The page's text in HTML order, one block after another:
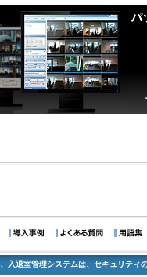
入退室管理システムは、セキュリティ